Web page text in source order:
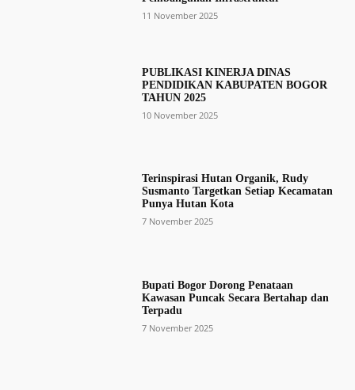
11 November 2025
PUBLIKASI KINERJA DINAS
PENDIDIKAN KABUPATEN BOGOR
TAHUN 2025
10 November 2025
Terinspirasi Hutan Organik, Rudy
Susmanto Targetkan Setiap Kecamatan
Punya Hutan Kota
7 November 2025
Bupati Bogor Dorong Penataan
Kawasan Puncak Secara Bertahap dan
Terpadu
7 November 2025